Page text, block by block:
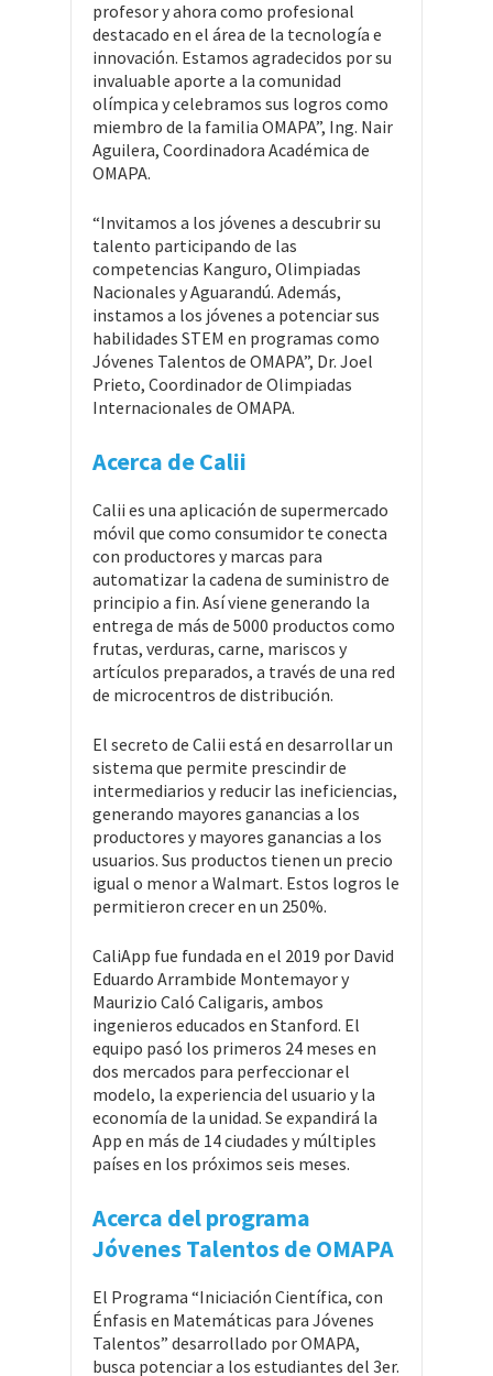
profesor y ahora como profesional
destacado en el área de la tecnología e
innovación. Estamos agradecidos por su
invaluable aporte a la comunidad
olímpica y celebramos sus logros como
miembro de la familia OMAPA”, Ing. Nair
Aguilera, Coordinadora Académica de
OMAPA.
“Invitamos a los jóvenes a descubrir su
talento participando de las
competencias Kanguro, Olimpiadas
Nacionales y Aguarandú. Además,
instamos a los jóvenes a potenciar sus
habilidades STEM en programas como
Jóvenes Talentos de OMAPA”, Dr. Joel
Prieto, Coordinador de Olimpiadas
Internacionales de OMAPA.
Acerca de Calii
Calii es una aplicación de supermercado
móvil que como consumidor te conecta
con productores y marcas para
automatizar la cadena de suministro de
principio a fin. Así viene generando la
entrega de más de 5000 productos como
frutas, verduras, carne, mariscos y
artículos preparados, a través de una red
de microcentros de distribución.
El secreto de Calii está en desarrollar un
sistema que permite prescindir de
intermediarios y reducir las ineficiencias,
generando mayores ganancias a los
productores y mayores ganancias a los
usuarios. Sus productos tienen un precio
igual o menor a Walmart. Estos logros le
permitieron crecer en un 250%.
CaliApp fue fundada en el 2019 por David
Eduardo Arrambide Montemayor y
Maurizio Caló Caligaris, ambos
ingenieros educados en Stanford. El
equipo pasó los primeros 24 meses en
dos mercados para perfeccionar el
modelo, la experiencia del usuario y la
economía de la unidad. Se expandirá la
App en más de 14 ciudades y múltiples
países en los próximos seis meses.
Acerca del programa
Jóvenes Talentos de OMAPA
El Programa “Iniciación Científica, con
Énfasis en Matemáticas para Jóvenes
Talentos” desarrollado por OMAPA,
busca potenciar a los estudiantes del 3er.